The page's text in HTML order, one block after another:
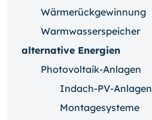
Wärmerückgewinnung
Warmwasserspeicher
alternative Energien
Photovoltaik-Anlagen
Indach-PV-Anlagen
Montagesysteme